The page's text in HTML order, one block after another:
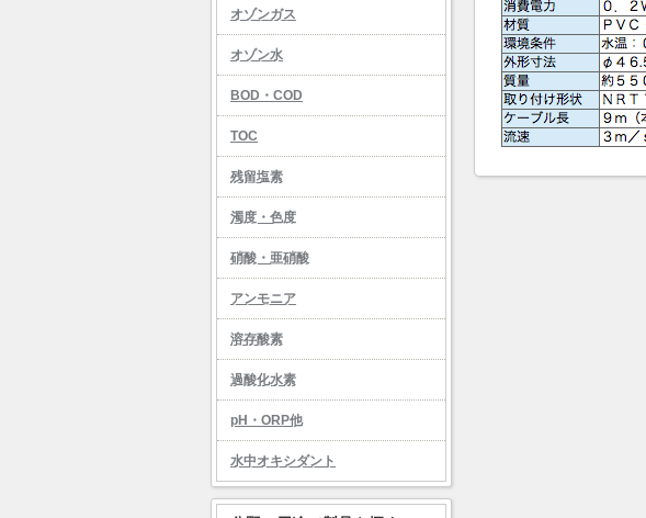
オゾンガス
オゾン水
BOD・COD
TOC
残留塩素
濁度・色度
硝酸・亜硝酸
アンモニア
溶存酸素
過酸化水素
pH・ORP他
水中オキシダント